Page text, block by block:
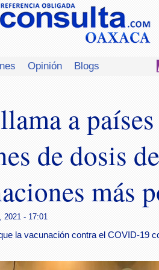
Opinión Blogs
a
de dosis
más
2021 - 17:01
la vacunación contra el COVID-19